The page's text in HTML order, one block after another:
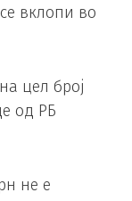
вклопи во
цел број
од РБ
не е